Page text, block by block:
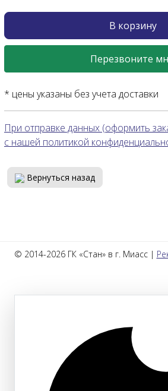
В корзину
Перезвоните
* цены указаны без учета доставки
При отправке данных (оформить
с нашей политикой
Вернуться назад
© 2014-2026 ГК «Стан» в г. Миасс |